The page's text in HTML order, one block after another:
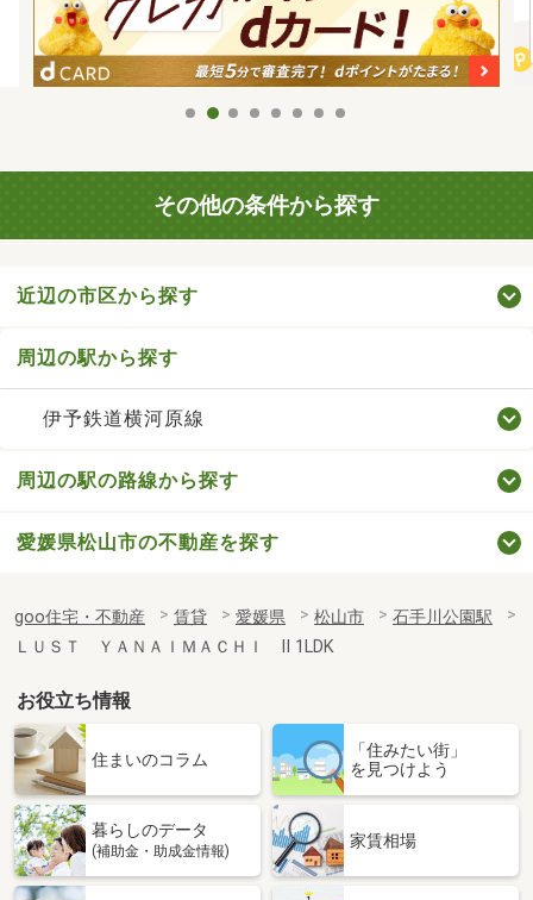
その他の条件から探す
近辺の市区から探す
周辺の駅から探す
伊予鉄道横河原線
周辺の駅の路線から探す
愛媛県松山市の不動産を探す
goo住宅・不動産 賃貸 愛媛県 松山市
石手川公園駅
ＬＵＳＴ ＹＡＮＡＩＭＡＣＨＩ Ⅱ 1LDK
お役立ち情報
住まいのコラム
「住みたい街」
を見つけよう
暮らしのデータ
(補助金・助成金情報)
家賃相場